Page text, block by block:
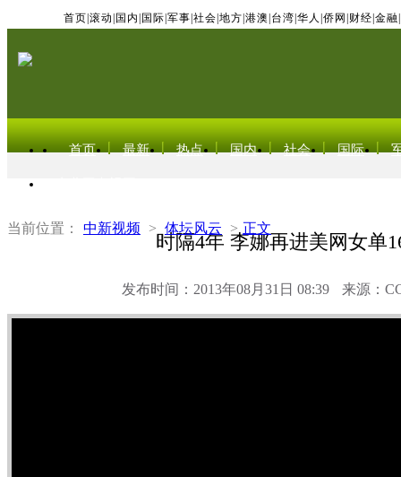
首页 滚动 国内 国际 军事 社会 地方 港澳 台湾 华人 侨网 财经 金融
首页 最新 热点 国内 社会 国际
当前位置： 中新视频 > 体坛风云 > 正文
时隔4年 李娜再进美网女单
发布时间：2013年08月31日 08:39 来源：